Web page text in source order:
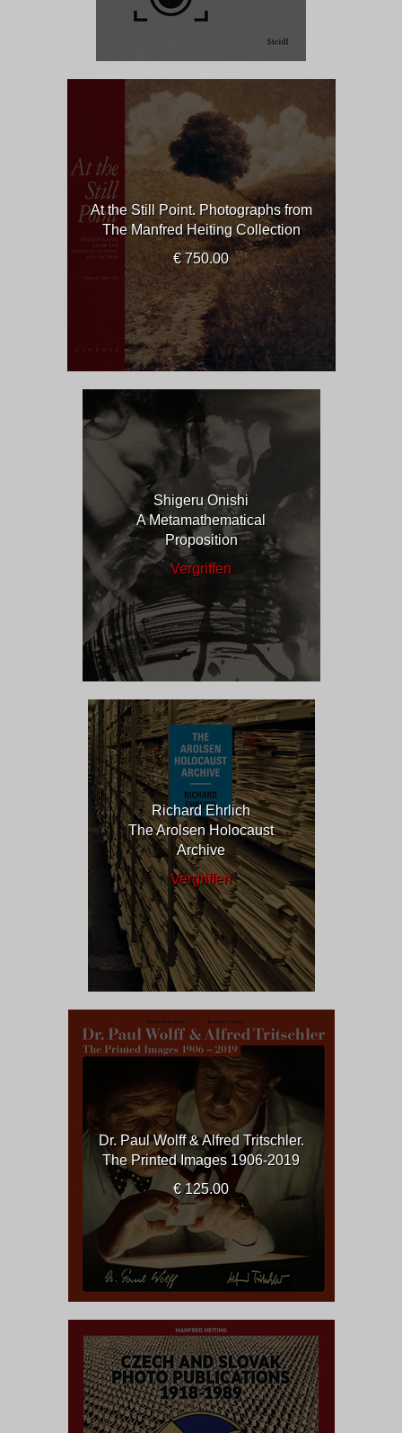
At the Still Point. Photographs from
The Manfred Heiting Collection
€ 750.00
Shigeru Onishi
A Metamathematical
Proposition
Vergriffen
Richard Ehrlich
The Arolsen Holocaust
Archive
Vergriffen
Dr. Paul Wolff & Alfred Tritschler.
The Printed Images 1906-2019
€ 125.00